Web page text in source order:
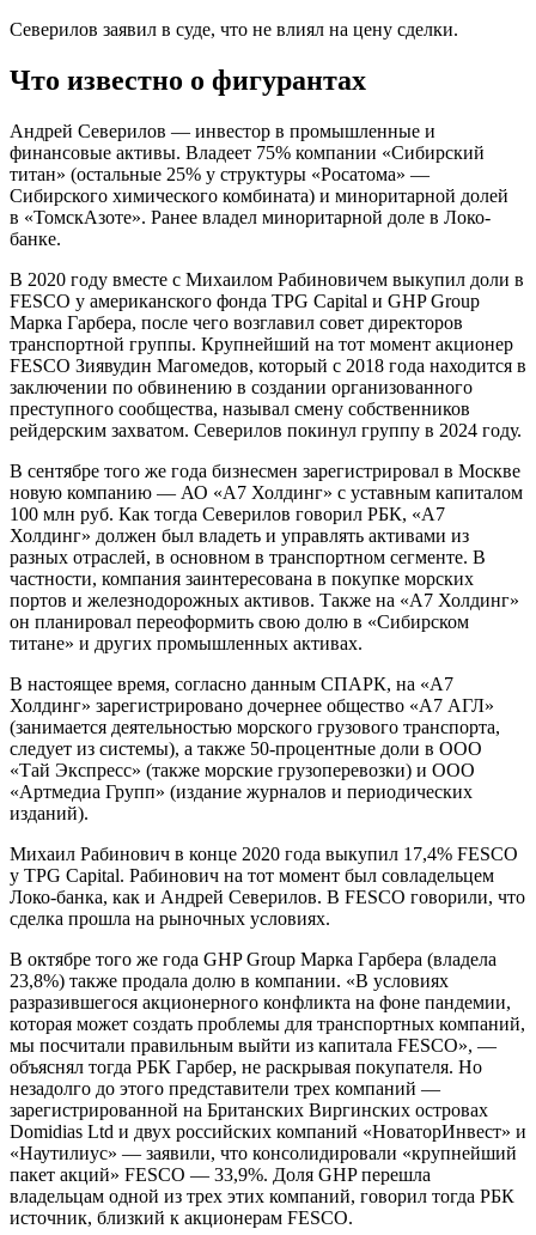
Северилов заявил в суде, что не влиял на цену сделки.
Что известно о фигурантах
Андрей Северилов — инвестор в промышленные и
финансовые активы. Владеет 75% компании «Сибирский
титан» (остальные 25% у структуры «Росатома» —
Сибирского химического комбината) и миноритарной долей
в «ТомскАзоте». Ранее владел миноритарной доле в Локо-
банке.
В 2020 году вместе с Михаилом Рабиновичем выкупил доли в
FESCO у американского фонда TPG Capital и GHP Group
Марка Гарбера, после чего возглавил совет директоров
транспортной группы. Крупнейший на тот момент акционер
FESCO Зиявудин Магомедов, который с 2018 года находится в
заключении по обвинению в создании организованного
преступного сообщества, называл смену собственников
рейдерским захватом. Северилов покинул группу в 2024 году.
В сентябре того же года бизнесмен зарегистрировал в Москве
новую компанию — АО «А7 Холдинг» с уставным капиталом
100 млн руб. Как тогда Северилов говорил РБК, «А7
Холдинг» должен был владеть и управлять активами из
разных отраслей, в основном в транспортном сегменте. В
частности, компания заинтересована в покупке морских
портов и железнодорожных активов. Также на «А7 Холдинг»
он планировал переоформить свою долю в «Сибирском
титане» и других промышленных активах.
В настоящее время, согласно данным СПАРК, на «А7
Холдинг» зарегистрировано дочернее общество «А7 АГЛ»
(занимается деятельностью морского грузового транспорта,
следует из системы), а также 50-процентные доли в ООО
«Тай Экспресс» (также морские грузоперевозки) и ООО
«Артмедиа Групп» (издание журналов и периодических
изданий).
Михаил Рабинович в конце 2020 года выкупил 17,4% FESCO
у TPG Capital. Рабинович на тот момент был совладельцем
Локо-банка, как и Андрей Северилов. В FESCO говорили, что
сделка прошла на рыночных условиях.
В октябре того же года GHP Group Марка Гарбера (владела
23,8%) также продала долю в компании. «В условиях
разразившегося акционерного конфликта на фоне пандемии,
которая может создать проблемы для транспортных компаний,
мы посчитали правильным выйти из капитала FESCO», —
объяснял тогда РБК Гарбер, не раскрывая покупателя. Но
незадолго до этого представители трех компаний —
зарегистрированной на Британских Виргинских островах
Domidias Ltd и двух российских компаний «НоваторИнвест» и
«Наутилиус» — заявили, что консолидировали «крупнейший
пакет акций» FESCO — 33,9%. Доля GHP перешла
владельцам одной из трех этих компаний, говорил тогда РБК
источник, близкий к акционерам FESCO.